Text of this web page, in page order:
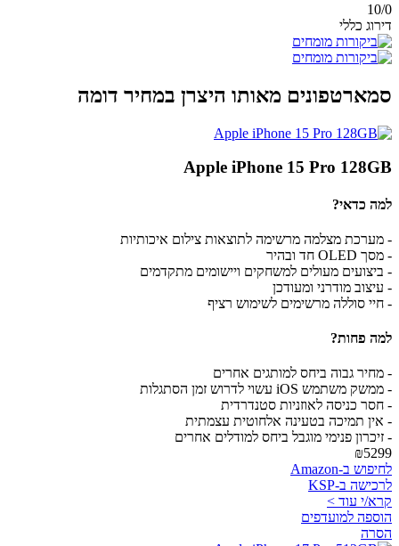
10/0
דירוג כללי
סמארטפונים מאותו היצרן במחיר דומה
Apple iPhone 15 Pro 128GB
למה כדאי?
- מערכת מצלמה מרשימה לתוצאות צילום איכותיות
- מסך OLED חד ובהיר
- ביצועים מעולים למשחקים ויישומים מתקדמים
- עיצוב מודרני ומעודכן
- חיי סוללה מרשימים לשימוש רציף
למה פחות?
- מחיר גבוה ביחס למותגים אחרים
- ממשק משתמש iOS עשוי לדרוש זמן הסתגלות
- חסר כניסה לאוזניות סטנדרדית
- אין תמיכה בטעינה אלחוטית עצמתית
- זיכרון פנימי מוגבל ביחס למודלים אחרים
₪5299
לחיפוש ב-Amazon
לרכישה ב-KSP
קרא/י עוד >
הוספה למועדפים
הסרה